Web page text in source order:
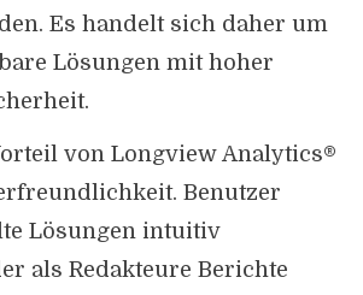
Es handelt sich daher um
Lösungen mit hoher
von Longview Analytics®
Benutzer
Lösungen intuitiv
als Redakteure Berichte